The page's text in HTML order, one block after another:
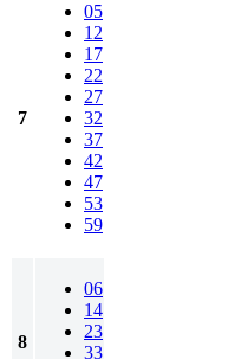
7
05
12
17
22
27
32
37
42
47
53
59
8
06
14
23
33